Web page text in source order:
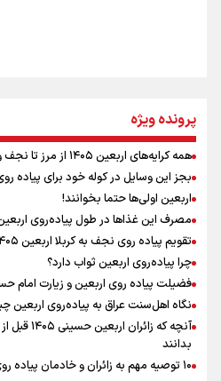
نگاه تمدنی رهبر شهید
رابطه کارگر و کارفرما در
زوجیت
اینفو برنا / توصیه‌هایی طلایی برای
پرونده ویژه
همه کرایه‌های اربعین ۱۴۰۵ از مرز تا نجف و کربلا
بجز این وسایل در کوله خود برای پیاده روی اربعین ۱۴۰۵
اربعین اولی‌ها حتما بخوانند!
مصرف این غذاها در طول پیاده‌روی
تقویم پیاده روی نجف به کربلا اربعین ۱۴۰۵ + تاریخ‌های مهم
چرا پیاده‌روی اربعین ثواب دارد؟
فضیلت پیاده روی اربعین و زیارت
نگاه اهل‌سنت عراق به پیاده‌روی
آنچه که
بدانند
۱۰ توصیه مهم به زائران و خادمان پیاده روی اربعین